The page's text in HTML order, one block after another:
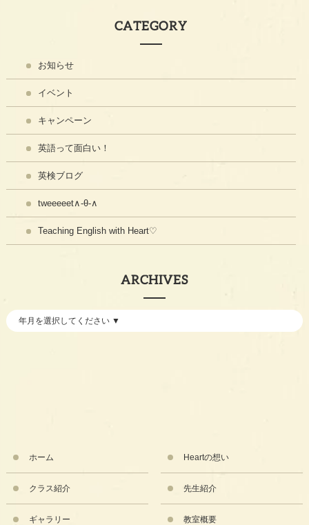
CATEGORY
お知らせ
イベント
キャンペーン
英語って面白い！
英検ブログ
tweeeeet∧-θ-∧
Teaching English with Heart♡
ARCHIVES
ホーム Heartの想い
クラス紹介 先生紹介
ギャラリー 教室概要